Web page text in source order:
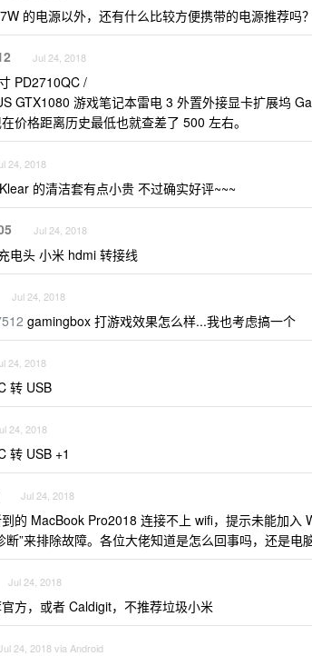
的电源以外，还有什么比较方便携带的电源推荐吗？
Jul 24, 2018
PD2710QC /
GTX1080 游戏笔记本雷电 3 外置外接显卡扩展坞
价格距离历史最低也就查差了 500 左右。
24, 2018
的清洁套有点小贵 不过确实好评~~~
Jul 24, 2018
电头 小米 hdmi 转接线
Jul 24, 2018
gamingbox 打游戏效果怎么样...我也考虑搞一个
24, 2018
转 USB
24, 2018
转 USB +1
Jul 24, 2018
的 MacBook Pro2018 连接不上 wifi，提示未能加入
断”来排除故障。各位大佬知道是怎么回事吗，还是电
Jul 24, 2018
方，或者 Caldigit，不推荐垃圾小米
24, 2018 via Android